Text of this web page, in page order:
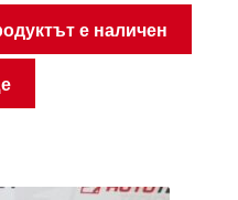
е наличен